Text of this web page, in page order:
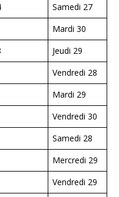
Samedi 27
Mardi 30
Jeudi 29
Vendredi 28
Mardi 29
Vendredi 30
Samedi 28
Mercredi 29
Vendredi 29